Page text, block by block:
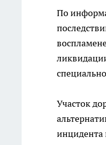
По
Участок
инцидента